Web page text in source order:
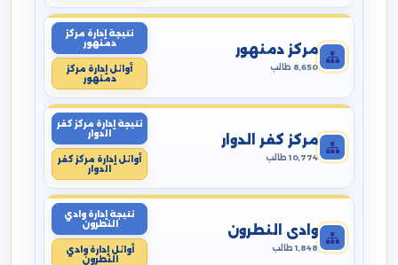
مركز دمنهور
8,650 طالب
نتيجة إدارة مركز
دمنهور
أوائل إدارة مركز
دمنهور
مركز كفر الدوار
10,774 طالب
نتيجة إدارة مركز كفر
الدوار
أوائل إدارة مركز كفر
الدوار
وادي النطرون
1,848 طالب
نتيجة إدارة وادي
النطرون
أوائل إدارة وادي
النطرون